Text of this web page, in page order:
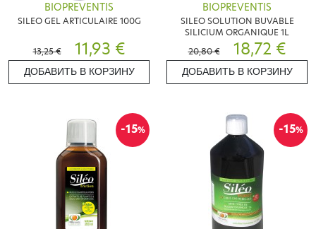
BIOPREVENTIS
SILEO GEL ARTICULAIRE 100G
13,25 € 11,93 €
ДОБАВИТЬ В КОРЗИНУ
BIOPREVENTIS
SILEO SOLUTION BUVABLE
SILICIUM ORGANIQUE 1L
20,80 €
18,72 €
ДОБАВИТЬ В КОРЗИНУ
-15% -15%